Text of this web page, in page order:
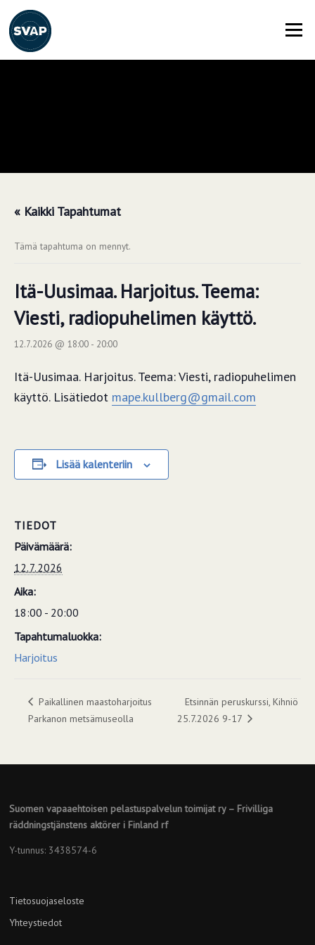
suoraan
sisältöön
Valikko
« Kaikki Tapahtumat
Tämä tapahtuma on mennyt.
Itä-Uusimaa. Harjoitus. Teema:
Viesti, radiopuhelimen käyttö.
12.7.2026 @ 18:00 - 20:00
Itä-Uusimaa. Harjoitus. Teema: Viesti, radiopuhelimen
käyttö. Lisätiedot mape.kullberg@gmail.com
Lisää kalenteriin
TIEDOT
Päivämäärä:
12.7.2026
Aika:
18:00 - 20:00
Tapahtumaluokka:
Harjoitus
Paikallinen maastoharjoitus
Parkanon metsämuseolla
Etsinnän peruskurssi, Kihniö
25.7.2026 9-17
Suomen vapaaehtoisen pelastuspalvelun toimijat ry – Frivilliga
räddningstjänstens aktörer i Finland rf
Y-tunnus: 3438574-6
Tietosuojaseloste
Yhteystiedot